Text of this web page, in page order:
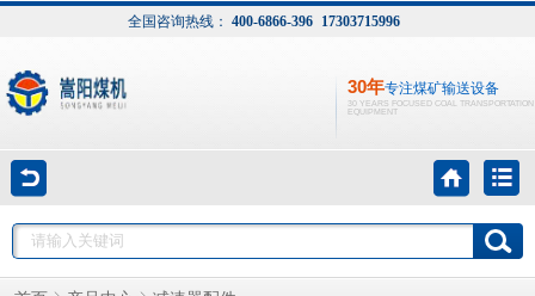
全国咨询热线： 400-6866-396 17303715996
30年专注煤矿输送设备
30 YEARS FOCUSED COAL TRANSPORTATION
EQUIPMENT